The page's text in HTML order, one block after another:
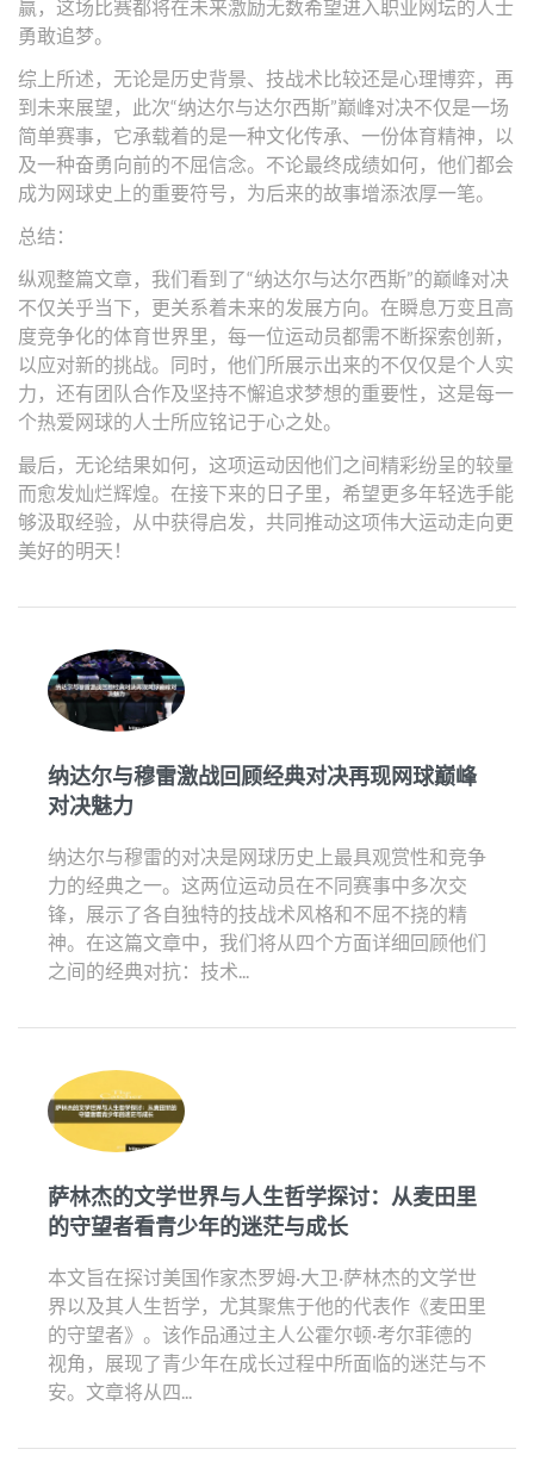
赢，这场比赛都将在未来激励无数希望进入职业网坛的人士
勇敢追梦。
综上所述，无论是历史背景、技战术比较还是心理博弈，再
到未来展望，此次“纳达尔与达尔西斯”巅峰对决不仅是一场
简单赛事，它承载着的是一种文化传承、一份体育精神，以
及一种奋勇向前的不屈信念。不论最终成绩如何，他们都会
成为网球史上的重要符号，为后来的故事增添浓厚一笔。
总结：
纵观整篇文章，我们看到了“纳达尔与达尔西斯”的巅峰对决
不仅关乎当下，更关系着未来的发展方向。在瞬息万变且高
度竞争化的体育世界里，每一位运动员都需不断探索创新，
以应对新的挑战。同时，他们所展示出来的不仅仅是个人实
力，还有团队合作及坚持不懈追求梦想的重要性，这是每一
个热爱网球的人士所应铭记于心之处。
最后，无论结果如何，这项运动因他们之间精彩纷呈的较量
而愈发灿烂辉煌。在接下来的日子里，希望更多年轻选手能
够汲取经验，从中获得启发，共同推动这项伟大运动走向更
美好的明天！
纳达尔与穆雷激战回顾经典对决再现网球巅峰
对决魅力
纳达尔与穆雷的对决是网球历史上最具观赏性和竞争
力的经典之一。这两位运动员在不同赛事中多次交
锋，展示了各自独特的技战术风格和不屈不挠的精
神。在这篇文章中，我们将从四个方面详细回顾他们
之间的经典对抗：技术...
萨林杰的文学世界与人生哲学探讨：从麦田里
的守望者看青少年的迷茫与成长
本文旨在探讨美国作家杰罗姆·大卫·萨林杰的文学世
界以及其人生哲学，尤其聚焦于他的代表作《麦田里
的守望者》。该作品通过主人公霍尔顿·考尔菲德的
视角，展现了青少年在成长过程中所面临的迷茫与不
安。文章将从四...